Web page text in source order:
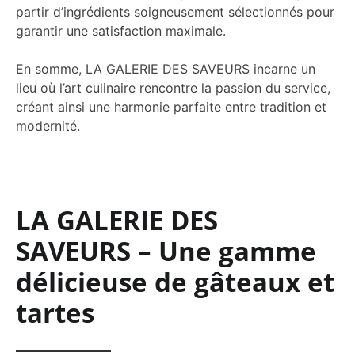
partir d’ingrédients soigneusement sélectionnés pour
garantir une satisfaction maximale.
En somme, LA GALERIE DES SAVEURS incarne un
lieu où l’art culinaire rencontre la passion du service,
créant ainsi une harmonie parfaite entre tradition et
modernité.
LA GALERIE DES
SAVEURS – Une gamme
délicieuse de gâteaux et
tartes